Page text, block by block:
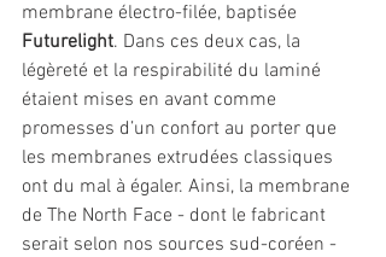
membrane électro-filée, baptisée
Futurelight. Dans ces deux cas, la
légèreté et la respirabilité du laminé
étaient mises en avant comme
promesses d’un confort au porter que
les membranes extrudées classiques
ont du mal à égaler. Ainsi, la membrane
de The North Face - dont le fabricant
serait selon nos sources sud-coréen -